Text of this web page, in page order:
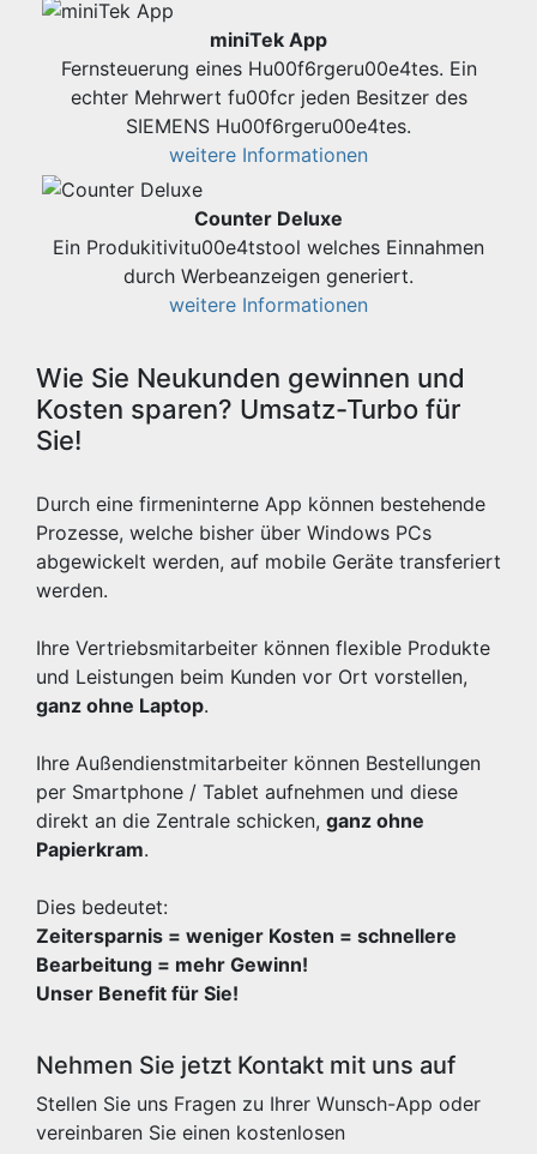
miniTek App
Fernsteuerung eines Hu00f6rgeru00e4tes. Ein
echter Mehrwert fu00fcr jeden Besitzer des
SIEMENS Hu00f6rgeru00e4tes.
weitere Informationen
Counter Deluxe
Ein Produkitivitu00e4tstool welches Einnahmen
durch Werbeanzeigen generiert.
weitere Informationen
Wie Sie Neukunden gewinnen und
Kosten sparen? Umsatz-Turbo für
Sie!
Durch eine firmeninterne App können bestehende
Prozesse, welche bisher über Windows PCs
abgewickelt werden, auf mobile Geräte transferiert
werden.
Ihre Vertriebsmitarbeiter können flexible Produkte
und Leistungen beim Kunden vor Ort vorstellen,
ganz ohne Laptop.
Ihre Außendienstmitarbeiter können Bestellungen
per Smartphone / Tablet aufnehmen und diese
direkt an die Zentrale schicken, ganz ohne
Papierkram.
Dies bedeutet:
Zeitersparnis = weniger Kosten = schnellere
Bearbeitung = mehr Gewinn!
Unser Benefit für Sie!
Nehmen Sie jetzt Kontakt mit uns auf
Stellen Sie uns Fragen zu Ihrer Wunsch-App oder
vereinbaren Sie einen kostenlosen